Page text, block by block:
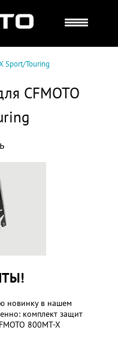
Sport/Touring
CFMOTO
новинку в нашем
комплект защит
800MT-X